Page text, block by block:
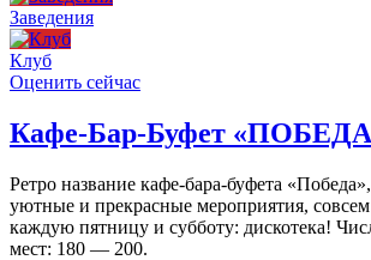
Заведения
Клуб
Оценить сейчас
Кафе-Бар-Буфет
Ретро название кафе-бара-буфета
уютные и прекрасные мероприятия,
каждую пятницу и субботу: дискотека!
мест: 180 — 200.